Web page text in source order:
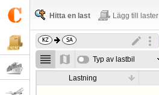
Hitta en last Lägg till laster
Typ av lastbil
Lastning